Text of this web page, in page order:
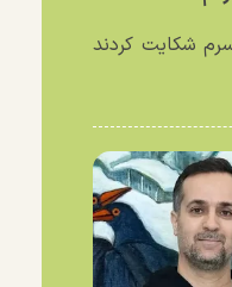
شکایت کردند